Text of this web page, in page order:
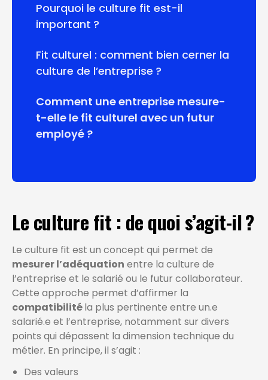
Pourquoi le culture fit est-il
important ?
Fit culturel : comment bien cerner la
culture de l’entreprise ?
Comment une entreprise mesure-
t-elle le fit culturel avec un futur
employé ?
Le culture fit : de quoi s’agit-il ?
Le culture fit est un concept qui permet de
mesurer l’adéquation entre la culture de
l’entreprise et le salarié ou le futur collaborateur.
Cette approche permet d’affirmer la
compatibilitéla plus pertinente entre un.e
salarié.e et l’entreprise, notamment sur divers
points qui dépassent la dimension technique du
métier. En principe, il s’agit :
Des valeurs